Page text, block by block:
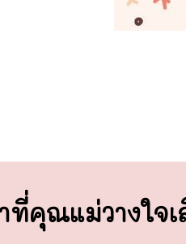
ที่คุณแม่วางใจ